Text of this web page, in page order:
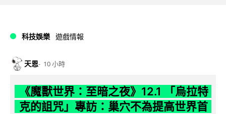
科技娛樂 遊戲情報
天恩 10 小時
《魔獸世界：至暗之夜》12.1 「烏拉特
克的詛咒」專訪：巢穴不為提高世界首